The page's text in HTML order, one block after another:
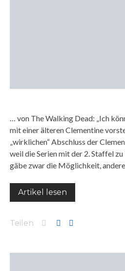
… von The Walking Dead: „Ich
mit einer älteren Clementine
„wirklichen“ Abschluss der
weil die Serien mit der 2. Staffel zu
gäbe zwar die Möglichkeit,
Artikel lesen
Teilen